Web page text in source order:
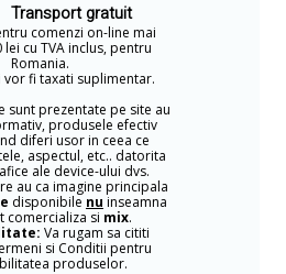
Transport gratuit
comenzi on-line mai
cu TVA inclus, pentru
Romania.
fi taxati suplimentar.
sunt prezentate pe site au
produsele efectiv
diferi usor in ceea ce
aspectul, etc.. datorita
ale device-ului dvs.
au ca imagine principala
disponibile nu inseamna
comercializa si mix.
Va rugam sa cititi
si Conditii pentru
produselor.